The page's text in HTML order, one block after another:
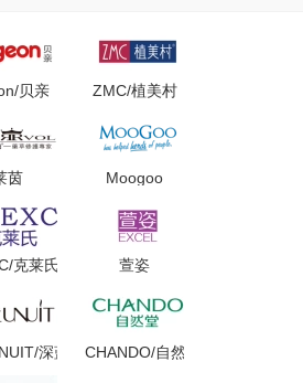
贝亲 ZMC/植美村
茵 Moogoo
克莱氏 萱姿
深蓝彩妆CHANDO/自然堂